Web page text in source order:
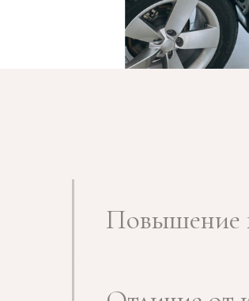
Повышение